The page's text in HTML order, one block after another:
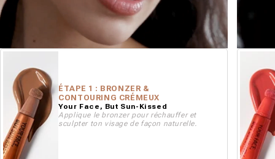
ÉTAPE 1 : BRONZER &
CONTOURING CRÉMEUX
Your Face, But Sun-Kissed
Applique le bronzer pour réchauffer et
sculpter ton visage de façon naturelle.